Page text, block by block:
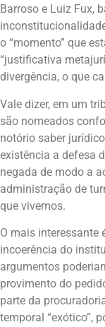
Barroso e Luiz Fux,
o “momento” que
“justificativa
divergência, o que
Vale dizer, em um
são nomeados
notório saber
existência a defesa
negada de modo a
administração de
que vivemos.
O mais interessante
incoerência do
argumentos
provimento do
parte da
temporal “exótico”,